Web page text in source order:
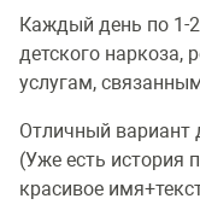
Каждый день по 1-
детского наркоза,
услугам,
Отличный вариант
(Уже есть история
красивое